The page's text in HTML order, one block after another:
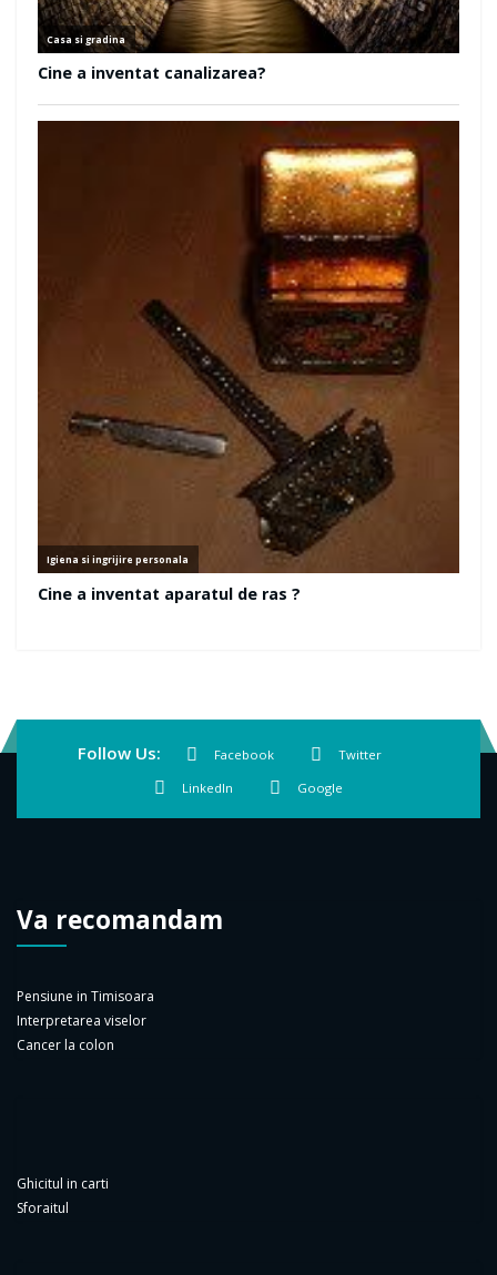
Follow Us: Facebook Twitter
LinkedIn Google
Va recomandam
Pensiune in Timisoara
Interpretarea viselor
Cancer la colon
Ghicitul in carti
Sforaitul